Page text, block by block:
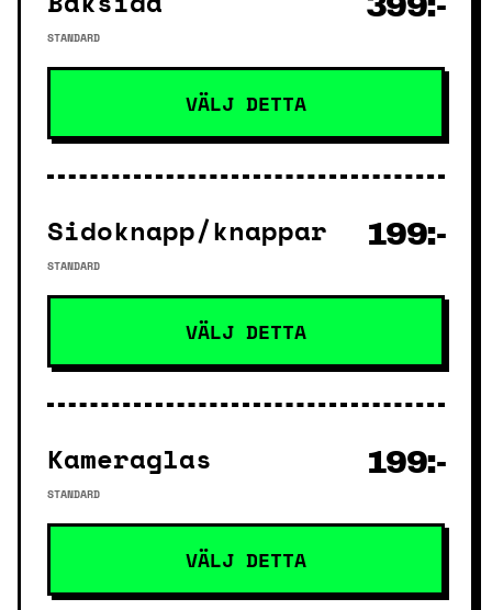
STANDARD
VÄLJ DETTA
Sidoknapp/knappar
STANDARD
199:-
VÄLJ DETTA
Kameraglas
STANDARD
199:-
VÄLJ DETTA